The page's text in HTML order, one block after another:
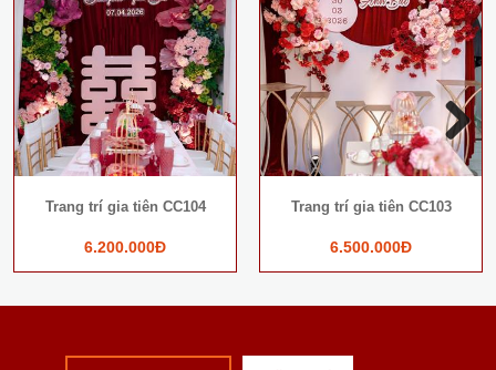
Trang trí gia tiên CC104
6.200.000Đ
Trang trí gia tiên CC103
6.500.000Đ
Next